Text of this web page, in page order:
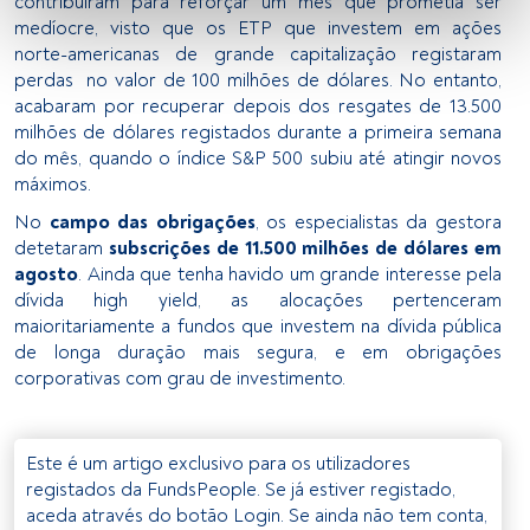
fornecer:
Utilizar dados de localização geográfica precisa. Analisar
ativamente as características do dispositivo para sua
identificação. Armazenar as informações num dispositivo
e/ou aceder às mesmas. Publicidade e conteúdo
personalizados, medição de publicidade e conteúdo,
pesquisa de audiência e desenvolvimento de serviços.
Lista de parceiros (fornecedores)
medíocre, visto que os ETP que investem em ações
norte-americanas de grande capitalização registaram
perdas no valor de 100 milhões de dólares. No entanto,
acabaram por recuperar depois dos resgates de 13.500
milhões de dólares registados durante a primeira semana
do mês, quando o índice S&P 500 subiu até atingir novos
máximos.
No campo das obrigações, os especialistas da gestora
detetaram subscrições de 11.500 milhões de dólares em
agosto. Ainda que tenha havido um grande interesse pela
dívida high yield, as alocações pertenceram
maioritariamente a fundos que investem na dívida pública
de longa duração mais segura, e em obrigações
corporativas com grau de investimento.
Este é um artigo exclusivo para os utilizadores
registados da FundsPeople. Se já estiver registado,
aceda através do botão Login. Se ainda não tem conta,